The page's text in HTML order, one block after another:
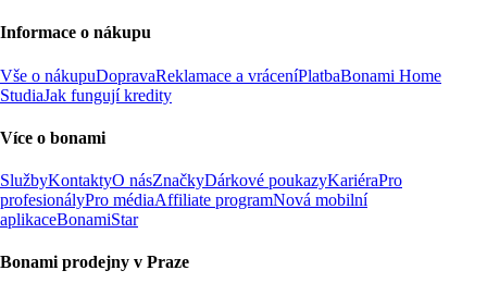
Informace o nákupu
Vše o nákupuDopravaReklamace a vráceníPlatbaBonami Home
StudiaJak fungují kredity
Více o bonami
SlužbyKontaktyO násZnačkyDárkové poukazyKariéraPro
profesionályPro médiaAffiliate programNová mobilní
aplikaceBonamiStar
Bonami prodejny v Praze